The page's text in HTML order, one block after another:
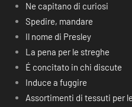
Ne capitano di curiosi
Spedire, mandare
Il nome di Presley
La pena per le streghe
É concitato in chi discute
Induce a fuggire
Assortimenti di tessuti per